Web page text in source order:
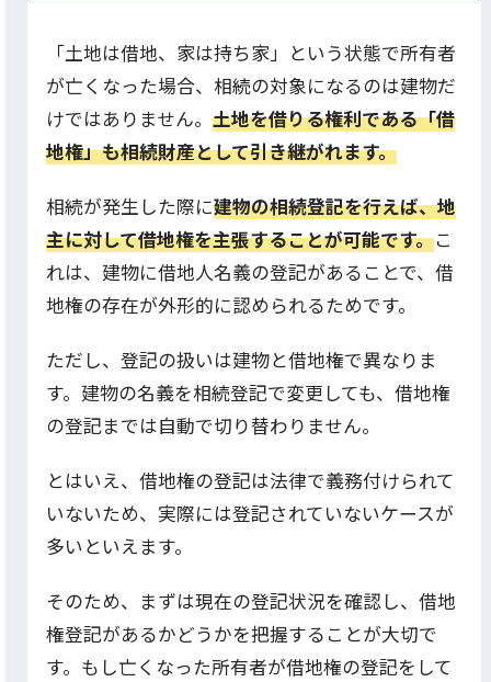
「土地は借地、家は持ち家」という状態で所有者
が亡くなった場合、相続の対象になるのは建物だ
けではありません。 土地を借りる権利である「借
地権」も相続財産として引き継がれます。
相続が発生した際に建物の相続登記を行えば、地
主に対して借地権を主張することが可能です。こ
れは、建物に借地人名義の登記があることで、借
地権の存在が外形的に認められるためです。
ただし、登記の扱いは建物と借地権で異なりま
す。建物の名義を相続登記で変更しても、借地権
の登記までは自動で切り替わりません。
とはいえ、借地権の登記は法律で義務付けられて
いないため、実際には登記されていないケースが
多いといえます。
そのため、まずは現在の登記状況を確認し、借地
権登記があるかどうかを把握することが大切で
す。もし亡くなった所有者が借地権の登記をして